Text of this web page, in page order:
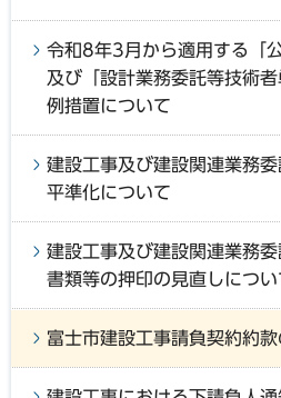
令和8年3月から適用する「
及び「設計業務委託等技術
例措置について
建設工事及び建設関連業務
平準化について
建設工事及び建設関連業務
書類等の押印の見直しについ
富士市建設工事請負契約約